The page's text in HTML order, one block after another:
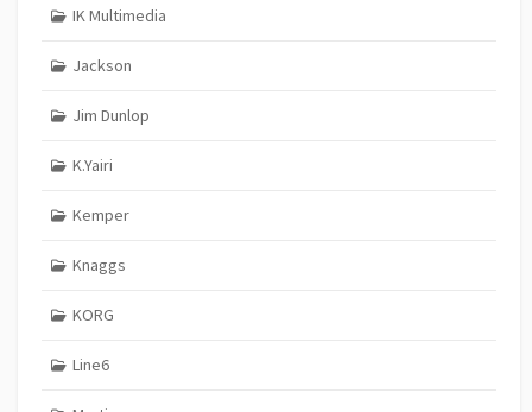
IK Multimedia
Jackson
Jim Dunlop
K.Yairi
Kemper
Knaggs
KORG
Line6